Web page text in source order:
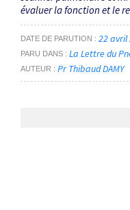
évaluer la fonction et le
DATE DE PARUTION 22 avril
PARU DANS La Lettre du
AUTEUR Pr Thibaud DAMY